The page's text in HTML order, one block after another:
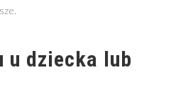
u dziecka lub